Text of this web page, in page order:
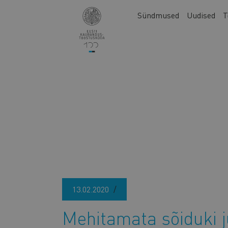
Main
Sündmused Uudised
13.02.2020
Mehitamata sõiduki